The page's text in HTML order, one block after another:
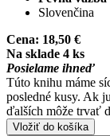
Slovenčina
Cena: 18,50 €
Na sklade 4 ks
Posielame ihneď
Túto knihu máme
posledné kusy. Ak
ďalších môže trvať
Vložiť do košíka